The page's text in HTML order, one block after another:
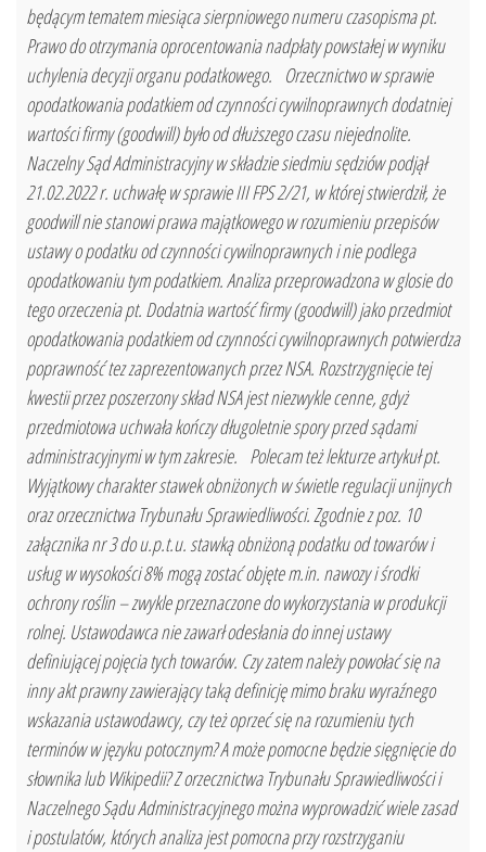
będącym tematem miesiąca sierpniowego numeru czasopisma pt.
Prawo do otrzymania oprocentowania nadpłaty powstałej w wyniku
uchylenia decyzji organu podatkowego. Orzecznictwo w sprawie
opodatkowania podatkiem od czynności cywilnoprawnych dodatniej
wartości firmy (goodwill) było od dłuższego czasu niejednolite.
Naczelny Sąd Administracyjny w składzie siedmiu sędziów podjął
21.02.2022 r. uchwałę w sprawie III FPS 2/21, w której stwierdził, że
goodwill nie stanowi prawa majątkowego w rozumieniu przepisów
ustawy o podatku od czynności cywilnoprawnych i nie podlega
opodatkowaniu tym podatkiem. Analiza przeprowadzona w glosie do
tego orzeczenia pt. Dodatnia wartość firmy (goodwill) jako przedmiot
opodatkowania podatkiem od czynności cywilnoprawnych potwierdza
poprawność tez zaprezentowanych przez NSA. Rozstrzygnięcie tej
kwestii przez poszerzony skład NSA jest niezwykle cenne, gdyż
przedmiotowa uchwała kończy długoletnie spory przed sądami
administracyjnymi w tym zakresie. Polecam też lekturze artykuł pt.
Wyjątkowy charakter stawek obniżonych w świetle regulacji unijnych
oraz orzecznictwa Trybunału Sprawiedliwości. Zgodnie z poz. 10
załącznika nr 3 do u.p.t.u. stawką obniżoną podatku od towarów i
usług w wysokości 8% mogą zostać objęte m.in. nawozy i środki
ochrony roślin – zwykle przeznaczone do wykorzystania w produkcji
rolnej. Ustawodawca nie zawarł odesłania do innej ustawy
definiującej pojęcia tych towarów. Czy zatem należy powołać się na
inny akt prawny zawierający taką definicję mimo braku wyraźnego
wskazania ustawodawcy, czy też oprzeć się na rozumieniu tych
terminów w języku potocznym? A może pomocne będzie sięgnięcie do
słownika lub Wikipedii? Z orzecznictwa Trybunału Sprawiedliwości i
Naczelnego Sądu Administracyjnego można wyprowadzić wiele zasad
i postulatów, których analiza jest pomocna przy rozstrzyganiu